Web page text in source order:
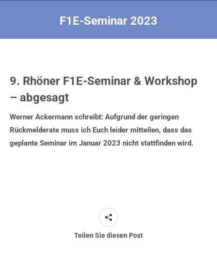
F1E-Seminar 2023
9. Rhöner F1E-Seminar & Workshop
– abgesagt
Werner Ackermann schreibt: Aufgrund der geringen
Rückmelderate muss ich Euch leider mitteilen, dass das
geplante Seminar im Januar 2023 nicht stattfinden wird.
Teilen Sie diesen Post